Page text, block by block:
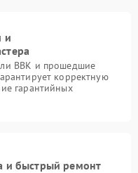
и
BBK и прошедшие
корректную
гарантийных
и быстрый ремонт